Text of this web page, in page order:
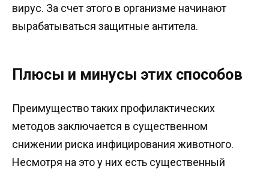
вирус. За счет этого в организме начинают
вырабатываться защитные антитела.
Плюсы и минусы этих способов
Преимущество таких профилактических
методов заключается в существенном
снижении риска инфицирования животного.
Несмотря на это у них есть существенный